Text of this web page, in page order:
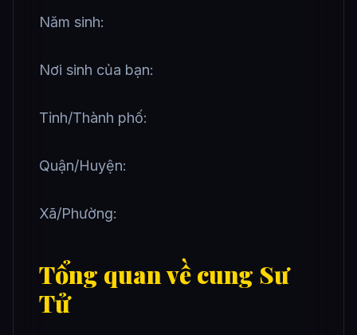
Năm sinh:
Nơi sinh của bạn:
Tỉnh/Thành phố:
Quận/Huyện:
Xã/Phường:
Tổng quan về cung Sư
Tử